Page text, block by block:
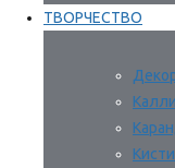
ТВОРЧЕСТВО
Кисти